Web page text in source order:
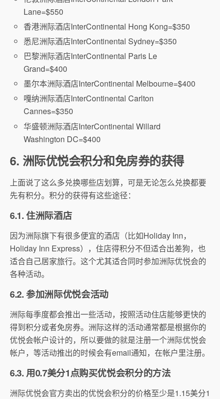
Lane=$550
香港洲际酒店InterContinental Hong Kong=$350
悉尼洲际酒店InterContinental Sydney=$350
巴黎洲际酒店InterContinental Paris Le
Grand=$400
墨尔本洲际酒店InterContinental Melbourne=$400
嘎纳洲际酒店InterContinental Carlton
Cannes=$350
华盛顿洲际酒店InterContinental Willard
Washington DC=$400
6. 洲际优悦会积分和免房券的获得
上面说了这么多兑换哪些店划算，可是无论怎么兑换都要
先有积分。积分的获得有这些途径：
6.1. 住洲际酒店
因为洲际旗下有很多便宜的酒店（比如Holiday Inn，
Holiday Inn Express），住店得积分不但适合出差狗，也
适合自己居家旅行。这个尤其适合同时参加洲际优悦会的
各种活动。
6.2. 参加洲际优悦会活动
洲际每季度都会推出一些活动，按照活动住店能够更快的
得到积分或者免房券。洲际这样的活动通常都是根据你的
优悦会帐户设计的，所以要做的就是注册一个洲际优悦会
帐户，等活动推出的时候会有email通知，在帐户里注册。
6.3. 用0.7美分1点购买优悦会积分的方法
洲际优悦会官方卖出的优悦会积分的价格至少是1.15美分1